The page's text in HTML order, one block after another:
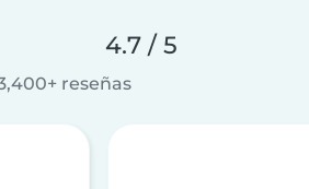
4.7 / 5
reseñas